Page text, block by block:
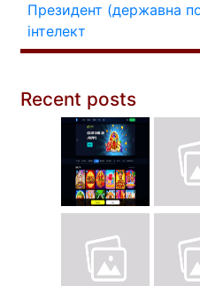
Президент (державна
інтелект
Recent posts